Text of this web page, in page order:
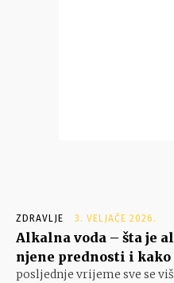
ZDRAVLJE 3. VELJAČE 2026.
Alkalna voda – šta je
njene prednosti i kako
posljednje vrijeme sve se